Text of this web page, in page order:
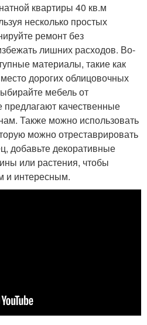
квартиры 40 кв.м
несколько простых
ремонт без
лишних расходов. Во-
материалы, такие как
дорогих облицовочных
мебель от
предлагают качественные
Также можно использовать
можно отреставрировать
добавьте декоративные
или растения, чтобы
и интересным.